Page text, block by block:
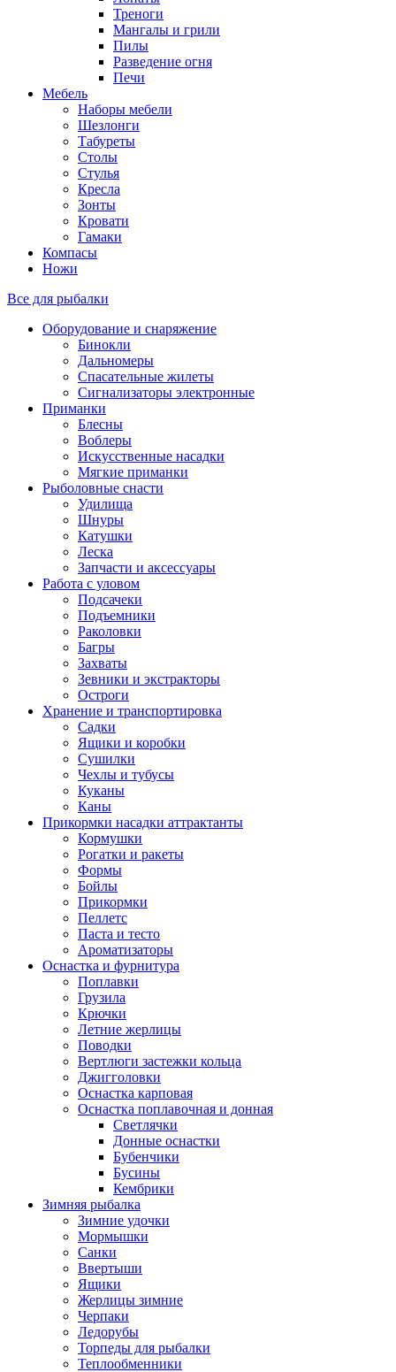
Треноги
Мангалы и грили
Пилы
Разведение огня
Печи
Мебель
Наборы мебели
Шезлонги
Табуреты
Столы
Стулья
Кресла
Зонты
Кровати
Гамаки
Компасы
Ножи
Все для рыбалки
Оборудование и снаряжение
Бинокли
Дальномеры
Спасательные жилеты
Сигнализаторы электронные
Приманки
Блесны
Воблеры
Искусственные насадки
Мягкие приманки
Рыболовные снасти
Удилища
Шнуры
Катушки
Леска
Запчасти и аксессуары
Работа с уловом
Подсачеки
Подъемники
Раколовки
Багры
Захваты
Зевники и экстракторы
Остроги
Хранение и транспортировка
Садки
Ящики и коробки
Сушилки
Чехлы и тубусы
Куканы
Каны
Прикормки насадки аттрактанты
Кормушки
Рогатки и ракеты
Формы
Бойлы
Прикормки
Пеллетс
Паста и тесто
Ароматизаторы
Оснастка и фурнитура
Поплавки
Грузила
Крючки
Летние жерлицы
Поводки
Вертлюги застежки кольца
Джигголовки
Оснастка карповая
Оснастка поплавочная и донная
Светлячки
Донные оснастки
Бубенчики
Бусины
Кембрики
Зимняя рыбалка
Зимние удочки
Мормышки
Санки
Ввертыши
Ящики
Жерлицы зимние
Черпаки
Ледорубы
Торпеды для рыбалки
Теплообменники